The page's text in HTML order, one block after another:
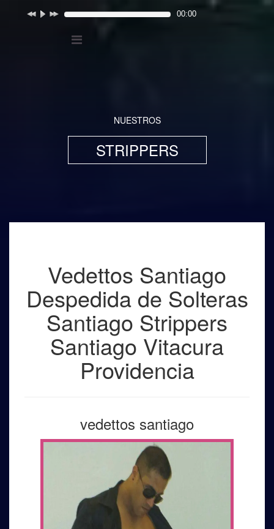
00:00
NUESTROS
STRIPPERS
Vedettos Santiago
Despedida de Solteras
Santiago Strippers
Santiago Vitacura
Providencia
vedettos santiago